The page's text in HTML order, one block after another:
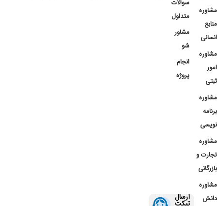
مشاوره
منابع
انسانی
مشاوره
امور
ثبتی
مشاوره
برنامه
نویسی
مشاوره
تجارت و
بازرگانی
مشاوره
دانش
سوالات
متداول
مشاور
شو
انجام
پروژه
ارسال